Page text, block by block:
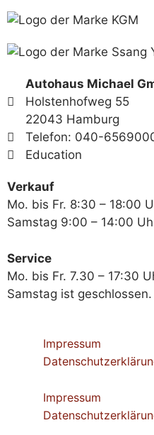
Autohaus Michael
Holstenhofweg 55
22043 Hamburg
Telefon: 040-
Education
Verkauf
Mo. bis Fr. 8:30 – 18:00
Samstag 9:00 – 14:00
Service
Mo. bis Fr. 7.30 – 17:30
Samstag ist geschlossen.
Impressum
Impressum